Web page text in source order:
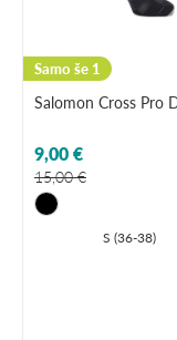
Samo še 1
Salomon Cross Pro
9,00 €
15,00 €
S (36-38)